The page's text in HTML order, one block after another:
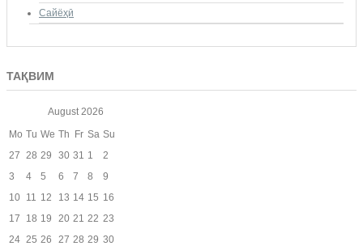
Сайёҳӣ
ТАҚВИМ
August 2026
Mo Tu We Th Fr Sa Su
27 28 29 30 31 1
2
3
4 5 6 7 8
9
10 11 12 13 14 15 16
17
18 19 20 21 22 23
24 25 26 27 28 29 30